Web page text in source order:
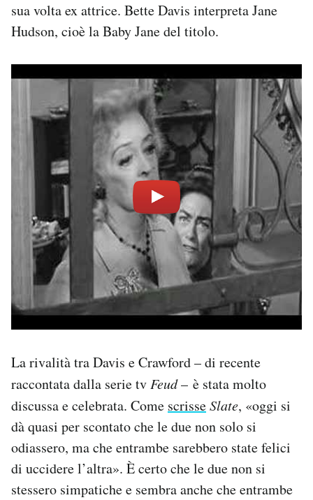
sua volta ex attrice. Bette Davis interpreta Jane
Hudson, cioè la Baby Jane del titolo.
La rivalità tra Davis e Crawford – di recente
raccontata dalla serie tvFeud– è stata molto
discussa e celebrata. Come scrisseSlate, «oggi si
dà quasi per scontato che le due non solo si
odiassero, ma che entrambe sarebbero state felici
di uccidere l’altra». È certo che le due non si
stessero simpatiche e sembra anche che entrambe